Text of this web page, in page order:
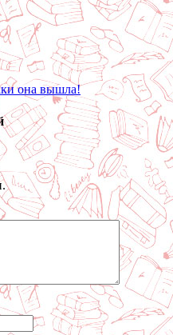
она вышла!